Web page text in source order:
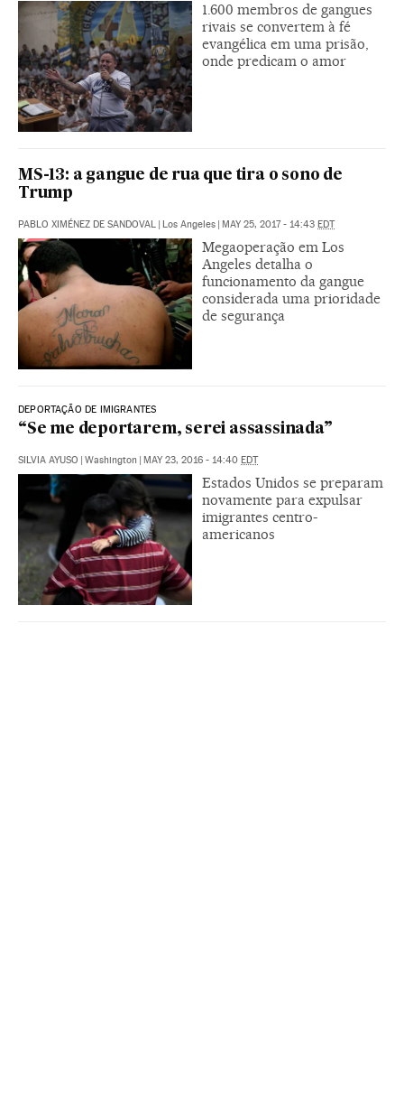
1.600 membros de gangues
rivais se convertem à fé
evangélica em uma prisão,
onde predicam o amor
MS-13: a gangue de rua que tira o sono de
Trump
PABLO XIMÉNEZ DE SANDOVAL | Los Angeles | MAY 25, 2017 - 14:43 EDT
Megaoperação em Los
Angeles detalha o
funcionamento da gangue
considerada uma prioridade
de segurança
DEPORTAÇÃO DE IMIGRANTES
“Se me deportarem, serei assassinada”
SILVIA AYUSO | Washington | MAY 23, 2016 - 14:40 EDT
Estados Unidos se preparam
novamente para expulsar
imigrantes centro-
americanos